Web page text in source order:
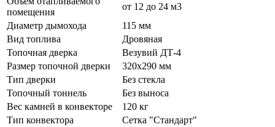
помещения
от 12 до 24 м3
Диаметр дымохода
115 мм
Вид топлива
Дровяная
Топочная дверка
Везувий ДТ-4
Размер топочной дверки
320x290 мм
Тип дверки
Без стекла
Топочный тоннель
Без выноса
Вес камней в конвекторе
120 кг
Тип конвектора
Сетка "Стандарт"